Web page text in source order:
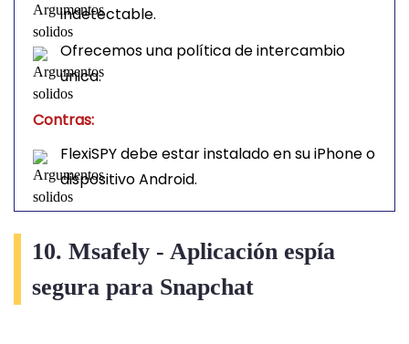
indetectable.
Ofrecemos una política de intercambio
única.
Contras:
FlexiSPY debe estar instalado en su iPhone o
dispositivo Android.
10. Msafely - Aplicación espía
segura para Snapchat